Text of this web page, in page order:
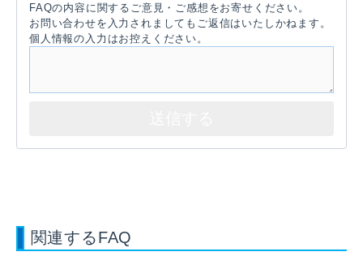
FAQの内容に関するご意見・ご感想をお寄せください。
お問い合わせを入力されましてもご返信はいたしかねます。
個人情報の入力はお控えください。
関連するFAQ